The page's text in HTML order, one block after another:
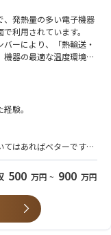
発熱量の多い電子機器
利用されています。
ーにより、「熱輸送・
器の最適な温度環境を
し、効率性と信頼性を
大量のデータ処理や複
となっています。
ータセンターの高密
られています。同社で
験。
はあればベターです
ます。
経験
事務系出身ですが、
500 万円 ~ 900 万円